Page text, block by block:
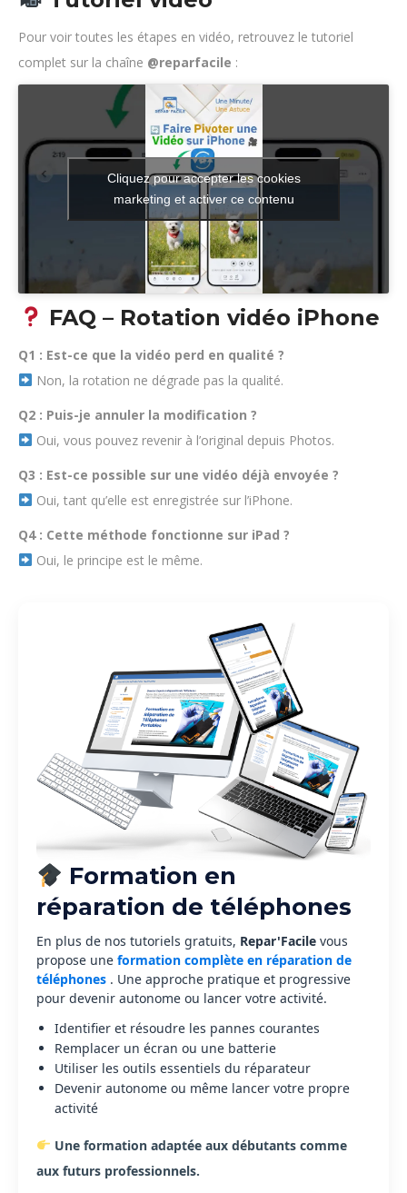
Pour voir toutes les étapes en vidéo, retrouvez le tutoriel
complet sur la chaîne @reparfacile :
Cliquez pour accepter les cookies
marketing et activer ce contenu
FAQ – Rotation vidéo iPhone
Q1 : Est-ce que la vidéo perd en qualité ?
Non, la rotation ne dégrade pas la qualité.
Q2 : Puis-je annuler la modification ?
Oui, vous pouvez revenir à l’original depuis Photos.
Q3 : Est-ce possible sur une vidéo déjà envoyée ?
Oui, tant qu’elle est enregistrée sur l’iPhone.
Q4 : Cette méthode fonctionne sur iPad ?
Oui, le principe est le même.
Formation en
réparation de téléphones
En plus de nos tutoriels gratuits, Repar'Facile vous
propose une formation complète en réparation de
téléphones . Une approche pratique et progressive
pour devenir autonome ou lancer votre activité.
Identifier et résoudre les pannes courantes
Remplacer un écran ou une batterie
Utiliser les outils essentiels du réparateur
Devenir autonome ou même lancer votre propre
activité
Une formation adaptée aux débutants comme
aux futurs professionnels.